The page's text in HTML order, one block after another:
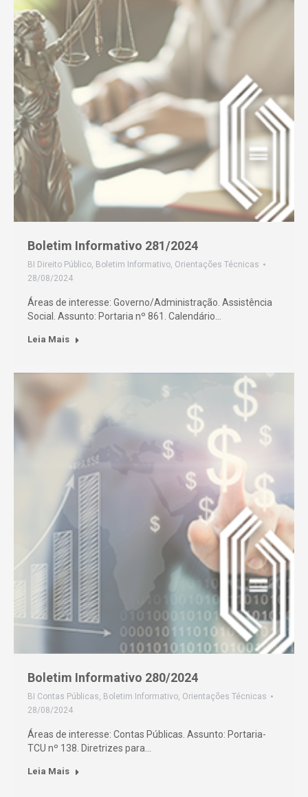
Boletim Informativo 281/2024
BI Direito Público, Boletim Informativo, Orientações Técnicas
28/08/2024
Áreas de interesse: Governo/Administração. Assistência
Social. Assunto: Portaria nº 861. Calendário…
Leia Mais
Boletim Informativo 280/2024
BI Contas Públicas, Boletim Informativo, Orientações Técnicas
28/08/2024
Áreas de interesse: Contas Públicas. Assunto: Portaria-
TCU nº 138. Diretrizes para…
Leia Mais